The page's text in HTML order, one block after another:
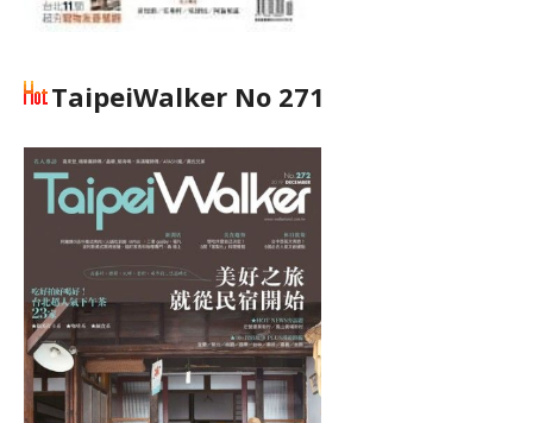
TaipeiWalker No 271